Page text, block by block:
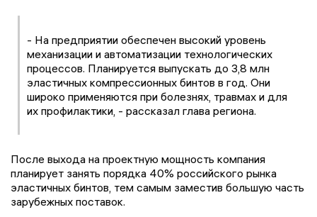
- На предприятии обеспечен высокий уровень
механизации и автоматизации технологических
процессов. Планируется выпускать до 3,8 млн
эластичных компрессионных бинтов в год. Они
широко применяются при болезнях, травмах и для
их профилактики, - рассказал глава региона.
После выхода на проектную мощность компания
планирует занять порядка 40% российского рынка
эластичных бинтов, тем самым заместив большую часть
зарубежных поставок.